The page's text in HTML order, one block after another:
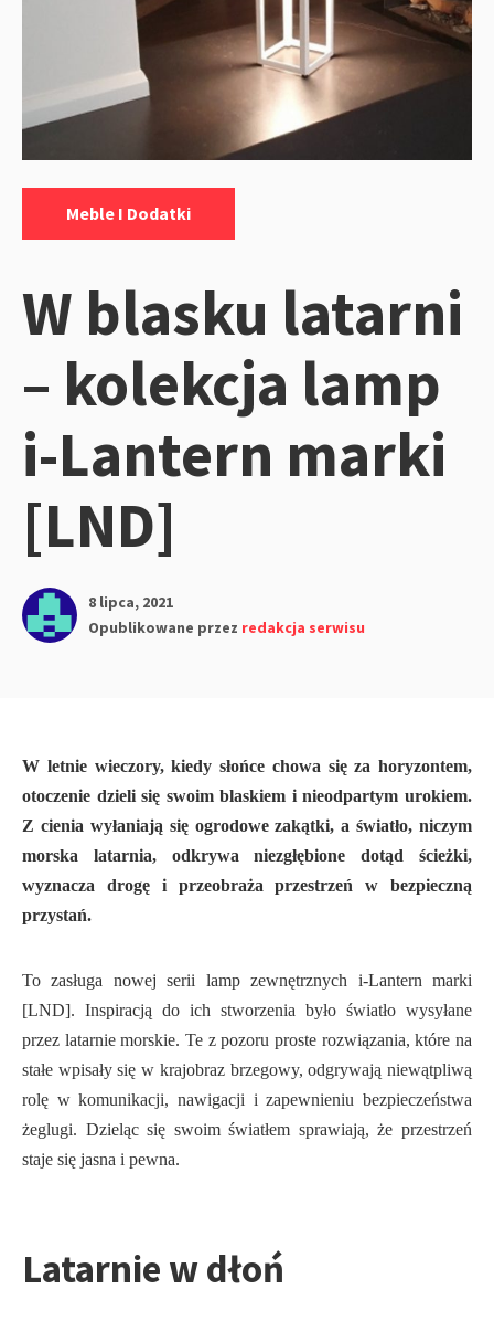
Meble I Dodatki
W blasku latarni
– kolekcja lamp
i-Lantern marki
[LND]
8 lipca, 2021
Opublikowane przez redakcja serwisu
W letnie wieczory, kiedy słońce chowa się za horyzontem,
otoczenie dzieli się swoim blaskiem i nieodpartym urokiem.
Z cienia wyłaniają się ogrodowe zakątki, a światło, niczym
morska latarnia, odkrywa niezgłębione dotąd ścieżki,
wyznacza drogę i przeobraża przestrzeń w bezpieczną
przystań.
To zasługa nowej serii lamp zewnętrznych i-Lantern marki
[LND]. Inspiracją do ich stworzenia było światło wysyłane
przez latarnie morskie. Te z pozoru proste rozwiązania, które na
stałe wpisały się w krajobraz brzegowy, odgrywają niewątpliwą
rolę w komunikacji, nawigacji i zapewnieniu bezpieczeństwa
żeglugi. Dzieląc się swoim światłem sprawiają, że przestrzeń
staje się jasna i pewna.
Latarnie w dłoń